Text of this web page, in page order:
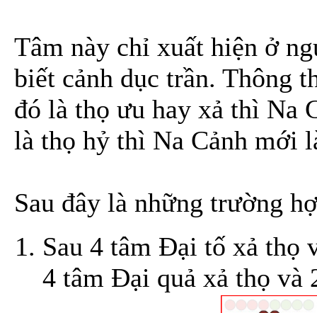
Tâm này chỉ xuất hiện ở
biết cảnh dục trần. Thông
đó là thọ ưu hay xả thì Na
là thọ hỷ thì Na Cảnh mới
Sau đây là những trường
Sau 4 tâm Đại tố xả thọ
4 tâm Đại quả xả thọ và